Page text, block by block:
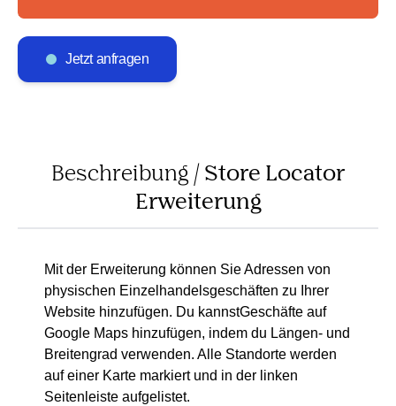
Du hast Fragen? Wie geben Antworten.
Jetzt anfragen
Beschreibung / Store Locator
Erweiterung
Mit der Erweiterung können Sie Adressen von
physischen Einzelhandelsgeschäften zu Ihrer
Website hinzufügen. Du kannstGeschäfte auf
Google Maps hinzufügen, indem du Längen- und
Breitengrad verwenden. Alle Standorte werden
auf einer Karte markiert und in der linken
Seitenleiste aufgelistet.